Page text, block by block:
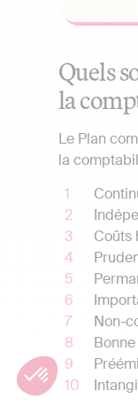
Quels
la
Le Plan
la
Coûts
Non-